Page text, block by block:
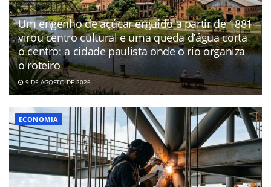
Um engenho de açúcar erguido a partir de 1881
virou centro cultural e uma queda d’água corta
o centro: a cidade paulista onde o rio organiza
o roteiro
9 DE AGOSTO DE 2026
ECONOMIA